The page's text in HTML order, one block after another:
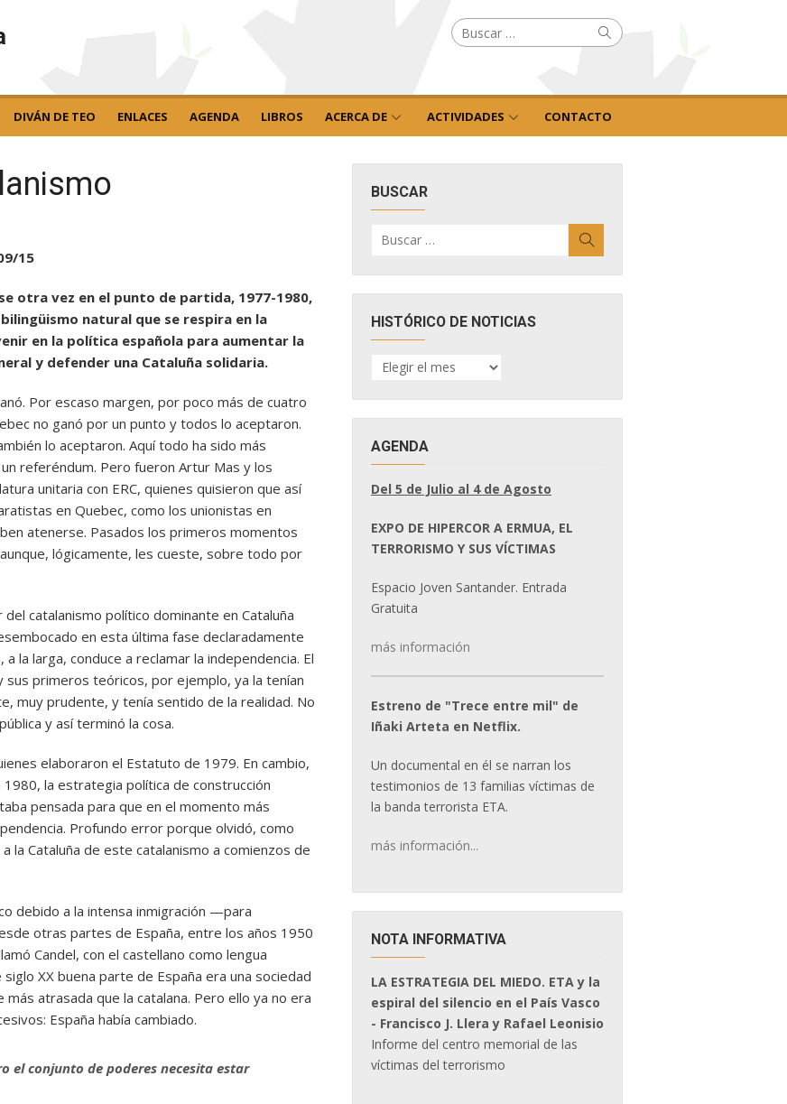
Buscar
por: Buscar
DIVÁN DE TEO ENLACES AGENDA LIBROS ACERCA DE ACTIVIDADES CONTACTO
15
otra vez en el punto de partida, 1977-1980,
natural que se respira en la
en la política española para aumentar la
y defender una Cataluña solidaria.
Por escaso margen, por poco más de cuatro
no ganó por un punto y todos lo aceptaron.
lo aceptaron. Aquí todo ha sido más
referéndum. Pero fueron Artur Mas y los
unitaria con ERC, quienes quisieron que así
en Quebec, como los unionistas en
atenerse. Pasados los primeros momentos
lógicamente, les cueste, sobre todo por
catalanismo político dominante en Cataluña
en esta última fase declaradamente
la larga, conduce a reclamar la independencia. El
sus primeros teóricos, por ejemplo, ya la tenían
muy prudente, y tenía sentido de la realidad. No
y así terminó la cosa.
elaboraron el Estatuto de 1979. En cambio,
la estrategia política de construcción
pensada para que en el momento más
Profundo error porque olvidó, como
la Cataluña de este catalanismo a comienzos de
debido a la intensa inmigración —para
otras partes de España, entre los años 1950
Candel, con el castellano como lengua
XX buena parte de España era una sociedad
atrasada que la catalana. Pero ello ya no era
España había cambiado.
el conjunto de poderes necesita estar
BUSCAR
por:
HISTÓRICO DE NOTICIAS
HISTÓRICO
DE
AGENDA
Del 5 de Julio al 4 de Agosto
EXPO DE HIPERCOR A ERMUA, EL
TERRORISMO Y SUS VÍCTIMAS
Espacio Joven Santander. Entrada
Gratuita
más información
Estreno de "Trece entre mil" de
Iñaki Arteta en Netflix.
Un documental en él se narran los
testimonios de 13 familias víctimas de
la banda terrorista ETA.
más información...
NOTA INFORMATIVA
LA ESTRATEGIA DEL MIEDO. ETA y la
espiral del silencio en el País Vasco
- Francisco J. Llera y Rafael Leonisio
Informe del centro memorial de las
víctimas del terrorismo